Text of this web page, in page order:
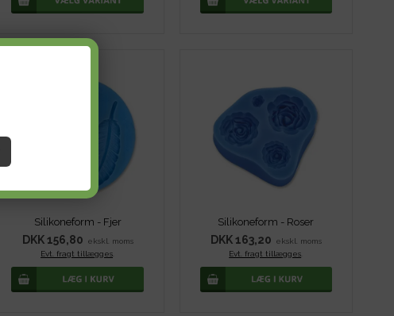
Silikoneform - Fjer
DKK 156,80
ekskl. moms
Evt. fragt tillægges
Silikoneform - Roser
DKK 163,20
ekskl. moms
Evt. fragt tillægges